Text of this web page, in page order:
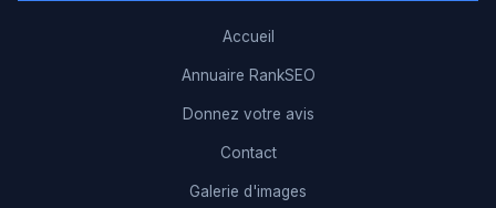
Accueil
Annuaire RankSEO
Donnez votre avis
Contact
Galerie d'images